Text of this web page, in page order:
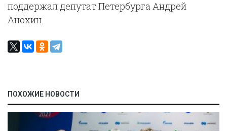
поддержал депутат Петербурга Андрей
Анохин.
ПОХОЖИЕ НОВОСТИ